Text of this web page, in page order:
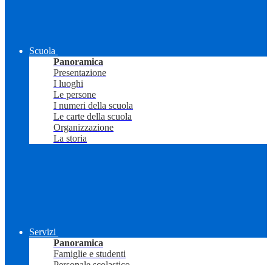
Scuola
Panoramica
Presentazione
I luoghi
Le persone
I numeri della scuola
Le carte della scuola
Organizzazione
La storia
Servizi
Panoramica
Famiglie e studenti